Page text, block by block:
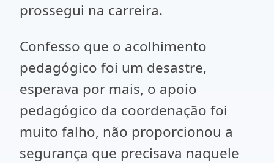
prossegui na carreira.
Confesso que o acolhimento
pedagógico foi um desastre,
esperava por mais, o apoio
pedagógico da coordenação foi
muito falho, não proporcionou a
segurança que precisava naquele